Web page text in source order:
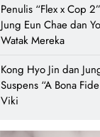
Penulis “Flex x Cop
Jung Eun Chae dan
Watak Mereka
Kong Hyo Jin dan
Suspens “A Bona
Viki